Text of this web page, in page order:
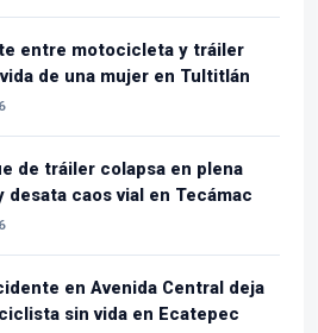
entre motocicleta y tráiler
de una mujer en Tultitlán
de tráiler colapsa en plena
desata caos vial en Tecámac
en Avenida Central deja
sin vida en Ecatepec